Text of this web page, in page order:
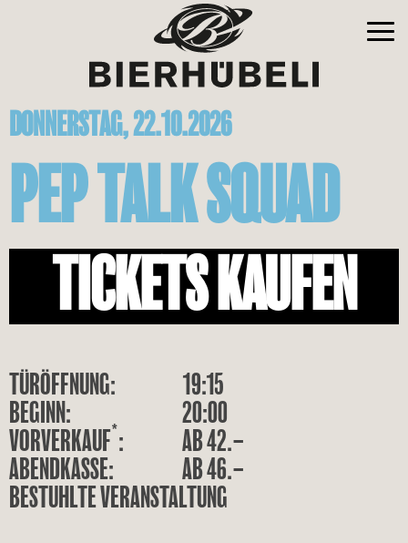
DONNERSTAG, 22.10.2026
PEP TALK SQUAD
TICKETS KAUFEN
TÜRÖFFNUNG:
19:15
BEGINN:
20:00
VORVERKAUF*:
AB 42.–
ABENDKASSE:
AB 46.–
BESTUHLTE VERANSTALTUNG